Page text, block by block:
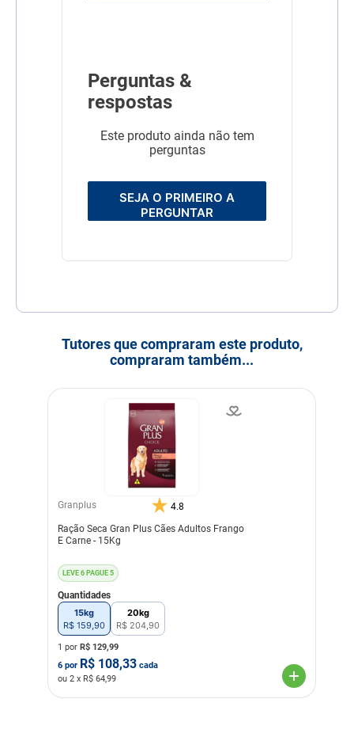
Perguntas &
respostas
Este produto ainda não tem
perguntas
SEJA O PRIMEIRO A
PERGUNTAR
Tutores que compraram este produto,
compraram também...
Granplus 4.8
Ração Seca Gran Plus Cães Adultos Frango
E Carne - 15Kg
LEVE 6 PAGUE 5
Quantidades
15kg
R$ 159,90
20kg
R$ 204,90
1 por R$ 129,99
6 por R$ 108,33 cada
ou 2 x R$ 64,99